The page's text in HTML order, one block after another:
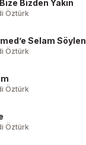
Bizden Yakın
Öztürk
Selam Söylen
Öztürk
Öztürk
Öztürk